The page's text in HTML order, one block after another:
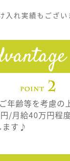
入れ実績もござい
年齢等を考慮の
/月給40万円程
ます♪